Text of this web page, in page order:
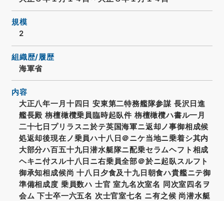
規模
2
組織歴/履歴
海軍省
内容
大正八年一月十四日 安東第二特務艦隊参謀 長沢日進
艦長殿 栴檀橄欖乗員臨時起臥件 栴檀橄欖ハ書ル一月
二十七日プリラスニ於テ英国海軍ニ返却ノ事御相成候
処返却後現在ノ乗員ハ十八日＠ニケ当地ニ乗着シ其内
大部分ハ百五十九日潜水艇隊ニ配乗セラムヘフト相成
ヘキニ付スル十八日ニ右乗員全部＠於ニ起臥スルフト
御承知相成候尚 十八日夕食及十九日朝食ハ貴艦ニテ御
準備相成度 乗員数ハ 士官 室九名次室名 同次室四名ヲ
会ム 下士卒一六五名 次士官室七名 ニ有之候 尚潜水艇